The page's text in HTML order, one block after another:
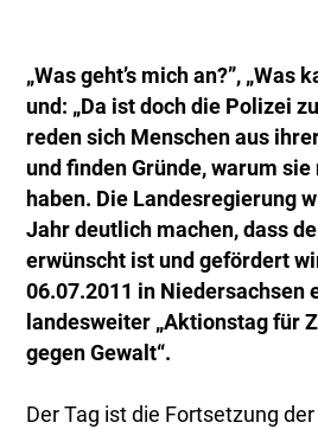
„Was geht’s mich an?”, „Was
und: „Da ist doch die Polizei
reden sich Menschen aus
und finden Gründe, warum
haben. Die Landesregierung
Jahr deutlich machen, dass
erwünscht ist und gefördert
06.07.2011 in Niedersachsen
landesweiter „Aktionstag für
gegen Gewalt“.
Der Tag ist die Fortsetzung